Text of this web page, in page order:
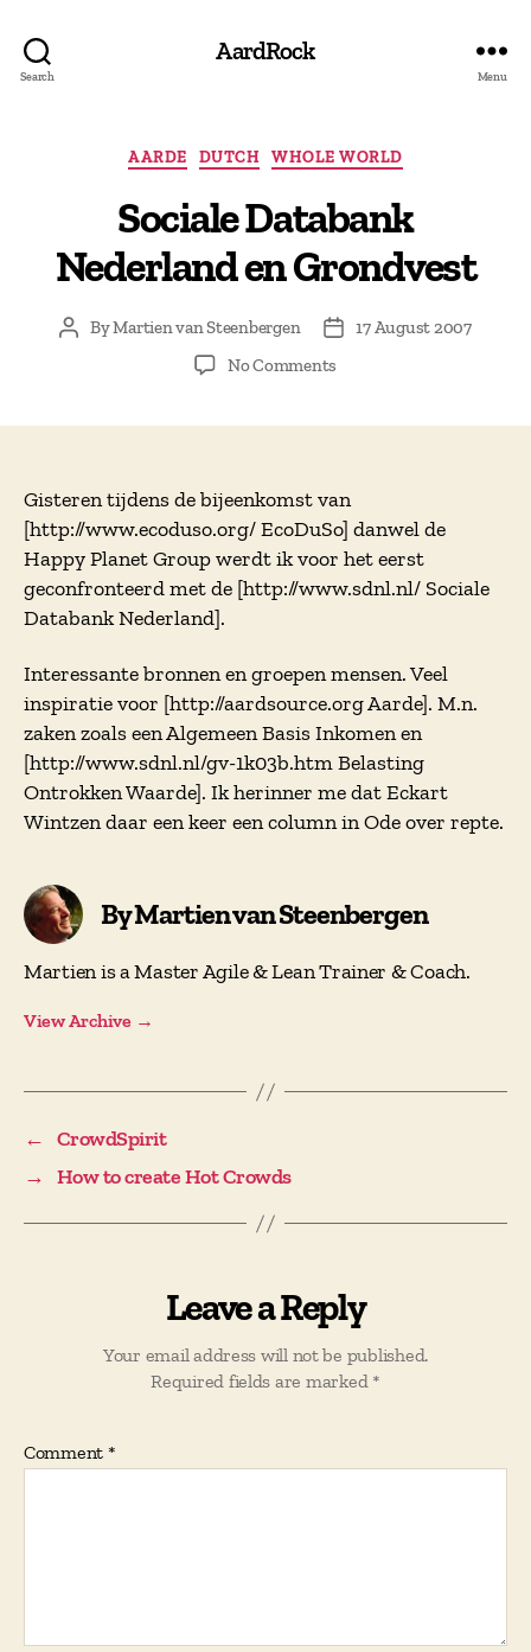
Search
AardRock
Menu
Categories
AARDE DUTCH WHOLE WORLD
Sociale Databank
Nederland en Grondvest
PostByMartien van Steenbergen
Post17 August 2007
No Comments
Grondvest
Gisteren tijdens de bijeenkomst van
[http://www.ecoduso.org/ EcoDuSo] danwel de
Happy Planet Group werdt ik voor het eerst
geconfronteerd met de [http://www.sdnl.nl/ Sociale
Databank Nederland].
Interessante bronnen en groepen mensen. Veel
inspiratie voor [http://aardsource.org Aarde]. M.n.
zaken zoals een Algemeen Basis Inkomen en
[http://www.sdnl.nl/gv-1k03b.htm Belasting
Ontrokken Waarde]. Ik herinner me dat Eckart
Wintzen daar een keer een column in Ode over repte.
By Martien van Steenbergen
Martien is a Master Agile & Lean Trainer & Coach.
View Archive →
← CrowdSpirit
→ How to create Hot Crowds
Leave a Reply
Your email address will not be published.
Required fields are marked *
Comment *